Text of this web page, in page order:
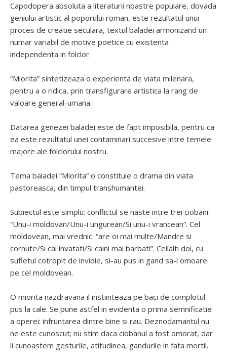
Capodopera absoluta a literaturii noastre populare, dovada
geniului artistic al poporului roman, este rezultatul unui
proces de creatie seculara, textul baladei armonizand un
numar variabil de motive poetice cu existenta
independenta in folclor.
“Miorita” sintetizeaza o experienta de viata milenara,
pentru a o ridica, prin transfigurare artistica la rang de
valoare general-umana.
Datarea genezei baladei este de fapt imposibila, pentru ca
ea este rezultatul unei contaminari succesive intre temele
majore ale folclorului nostru.
Tema baladei “Miorita” o constituie o drama din viata
pastoreasca, din timpul transhumantei.
Subiectul este simplu: conflictul se naste intre trei ciobani:
“Unu-i moldovan/Unu-i ungurean/Si unu-i vrancean”. Cel
moldovean, mai vrednic: “are oi mai multe/Mandre si
cornute/Si cai invatati/Si caini mai barbati”. Ceilalti doi, cu
sufletul cotropit de invidie, si-au pus in gand sa-l omoare
pe cel moldovean.
O miorita nazdravana il instiinteaza pe baci de complotul
pus la cale. Se pune astfel in evidenta o prima semnificatie
a operei: infruntarea dintre bine si rau. Deznodamantul nu
ne este cunoscut; nu stim daca ciobanul a fost omorat, dar
ii cunoastem gesturile, atitudinea, gandurile in fata mortii.